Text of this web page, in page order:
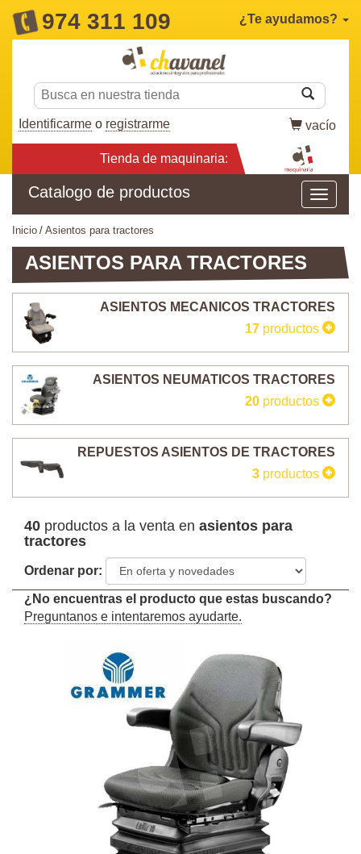
974 311 109 ¿Te ayudamos?
Identificarme o registrarme vacío
Tienda de maquinaria:
Catalogo de productos
inicio asientos para tractores
ASIENTOS PARA TRACTORES
ASIENTOS MECANICOS TRACTORES
17 productos
ASIENTOS NEUMATICOS TRACTORES
20 productos
REPUESTOS ASIENTOS DE TRACTORES
3 productos
40 productos a la venta en asientos para
tractores
Ordenar por:
¿No encuentras el producto que estas buscando?
Preguntanos e intentaremos ayudarte.